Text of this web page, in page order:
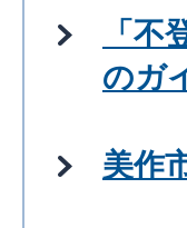
「
のガ
美作